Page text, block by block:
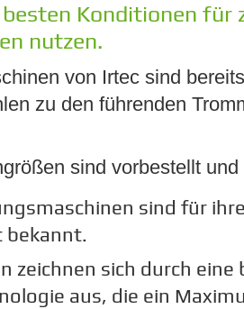
Konditionen für
nutzen.
von Irtec sind
zu den führenden
sind vorbestellt
sind für
bekannt.
zeichnen sich durch
aus, die ein